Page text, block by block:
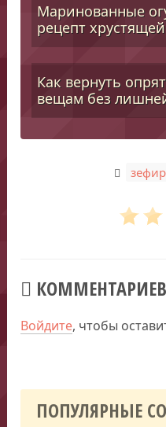
Маринованные
рецепт
Как вернуть
вещам без
зефир
Войдите, чтобы
ПОПУЛЯРНЫЕ